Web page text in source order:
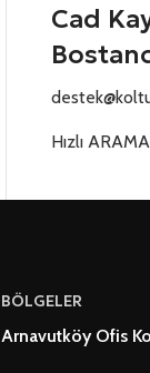
Cad
Hızlı ARAMA
BÖLGELER
Arnavutköy Ofis